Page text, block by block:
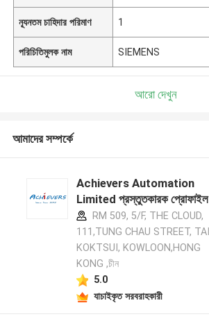
ন্যূনতম চাহিদার পরিমাণ 1
পরিচিতিমুলক নাম SIEMENS
আরো দেখুন
আমাদের সম্পর্কে
Achievers Automation
Limited প্রস্তুতকারক প্রোফাইল
RM 509, 5/F, THE CLOUD,
111,TUNG CHAU STREET, TAI
KOKTSUI, KOWLOON,HONG
KONG ,চীন
5.0
যাচাইকৃত সরবরাহকারী